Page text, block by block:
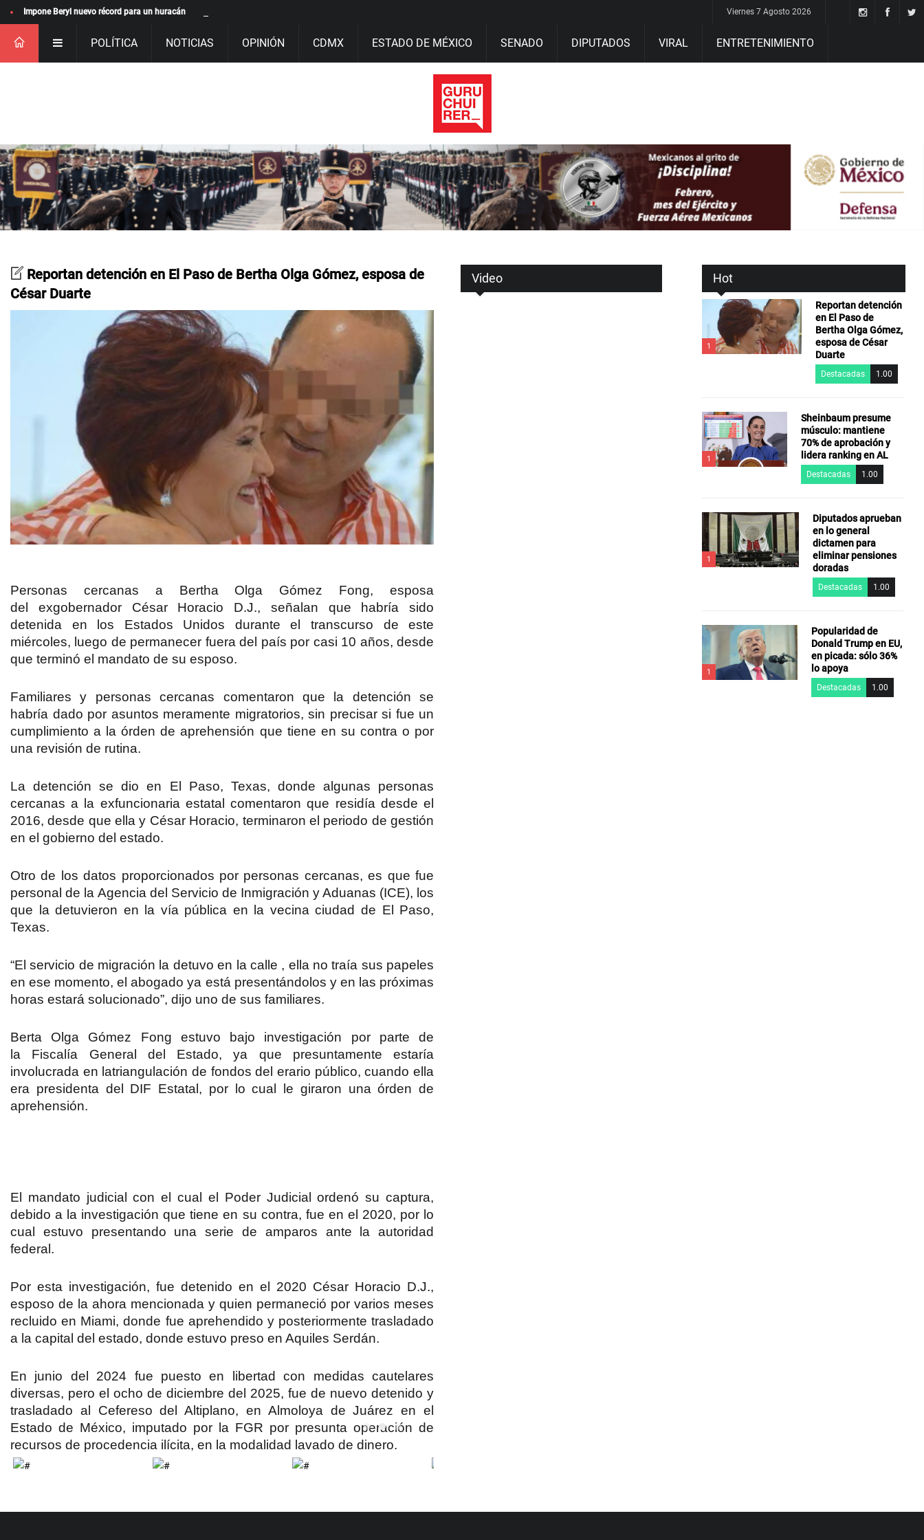
Impone Beryl nuevo récord para un huracán Viernes 7 Agosto 2026
POLÍTICA NOTICIAS OPINIÓN CDMX ESTADO DE MÉXICO SENADO DIPUTADOS VIRAL ENTRETENIMIENTO
Reportan detención en El Paso de Bertha Olga Gómez, esposa de
César Duarte
Personas cercanas a Bertha Olga Gómez Fong, esposa
del exgobernador César Horacio D.J., señalan que habría sido
detenida en los Estados Unidos durante el transcurso de este
miércoles, luego de permanecer fuera del país por casi 10 años, desde
que terminó el mandato de su esposo.
Familiares y personas cercanas comentaron que la detención se
habría dado por asuntos meramente migratorios, sin precisar si fue un
cumplimiento a la órden de aprehensión que tiene en su contra o por
una revisión de rutina.
Ladetención se dio en El Paso, Texas, donde algunas personas
cercanas a la exfuncionaria estatal comentaron que residía desde el
2016, desde que ella y César Horacio, terminaron el periodo de gestión
en el gobierno del estado.
Otro de los datos proporcionados por personas cercanas, es que fue
personal de la Agencia del Servicio de Inmigración y Aduanas (ICE), los
que la detuvieron en la vía pública en la vecina ciudad de El Paso,
Texas.
“El servicio de migración la detuvo en la calle , ella no traía sus papeles
en ese momento,el abogado ya está presentándolos y en las próximas
horas estará solucionado”, dijo uno de sus familiares.
Berta Olga Gómez Fong estuvo bajo investigación por parte de
la Fiscalía General del Estado, ya que presuntamente estaría
involucrada en latriangulación de fondos del erario público, cuando ella
era presidenta del DIF Estatal, por lo cual le giraron una órden de
aprehensión.
El mandato judicial con el cual el Poder Judicial ordenó su captura,
debido a la investigación que tiene en su contra, fue en el 2020, por lo
cual estuvo presentando una serie de amparos ante la autoridad
federal.
Por esta investigación, fue detenido en el 2020 César Horacio D.J.,
esposo de la ahora mencionada y quien permaneció por varios meses
recluido en Miami, donde fue aprehendido y posteriormente trasladado
a la capital del estado, donde estuvo preso en Aquiles Serdán.
En junio del 2024 fue puesto en libertad con medidas cautelares
diversas, pero el ocho de diciembre del 2025, fue de nuevo detenido y
trasladado al Cefereso del Altiplano, en Almoloya de Juárez en el
Estado de México, imputado por la FGR por presunta operación de
recursos de procedencia ilícita, en la modalidad lavado de dinero.
Video Hot
1
Reportan detención
en El Paso de
Bertha Olga Gómez,
esposa de César
Duarte
Destacadas 1.00
1
Sheinbaum presume
músculo: mantiene
70% de aprobación y
lidera ranking en AL
Destacadas 1.00
1
Diputados aprueban
en lo general
dictamen para
eliminar pensiones
doradas
Destacadas 1.00
1
Popularidad de
Donald Trump en EU,
en picada: sólo 36%
lo apoya
Destacadas 1.00